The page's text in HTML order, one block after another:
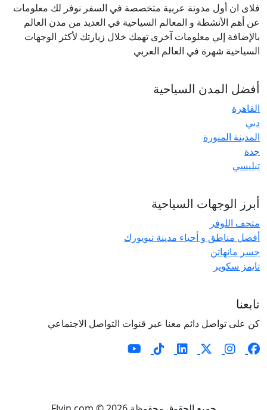
فلاى ان أول مدونة عربية متخصصة في السفر نوفر لك معلومات
عن أهم الأنشطة و المعالم السياحية في العديد من مدن العالم
بالإضافة إلي معلومات آخرى تهمك خلال زيارتك لأكثر الوجهات
السياحية شهرة في العالم العربي
أفضل المدن السياحية
القاهرة
دبي
المدينة المنورة
جدة
تبليسي
أبرز الوجهات السياحية
متحف اللوفر
أفضل مناطق و أحياء مدينة نيويورك
جسر مانهاتن
تايمز سكوير
تابعنا
كن على تواصل دائم معنا عبر قنوات التواصل الاجتماعي